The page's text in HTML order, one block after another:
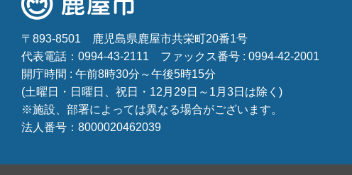
〒893-8501
鹿児島県鹿屋市共栄町20番1号
代表電話：0994-43-2111
ファックス番号 : 0994-42-2001
開庁時間 : 午前8時30分～午後5時15分
(土曜日・日曜日、祝日・12月29日～1月3日は除く)
※施設、部署によっては異なる場合がございます。
法人番号：8000020462039